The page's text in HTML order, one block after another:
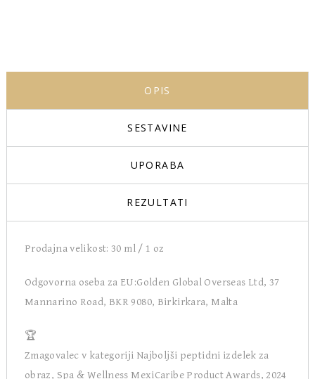
OPIS
SESTAVINE
UPORABA
REZULTATI
Prodajna velikost: 30 ml / 1 oz
Odgovorna oseba za EU:Golden Global Overseas Ltd, 37
Mannarino Road, BKR 9080, Birkirkara, Malta
🏆
Zmagovalec v kategoriji Najboljši peptidni izdelek za
obraz, Spa & Wellness MexiCaribe Product Awards, 2024